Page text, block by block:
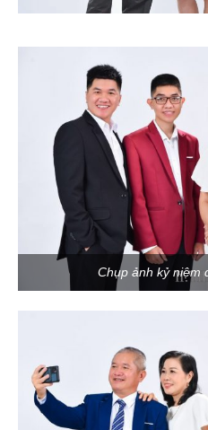
Chụp ảnh kỷ niệm